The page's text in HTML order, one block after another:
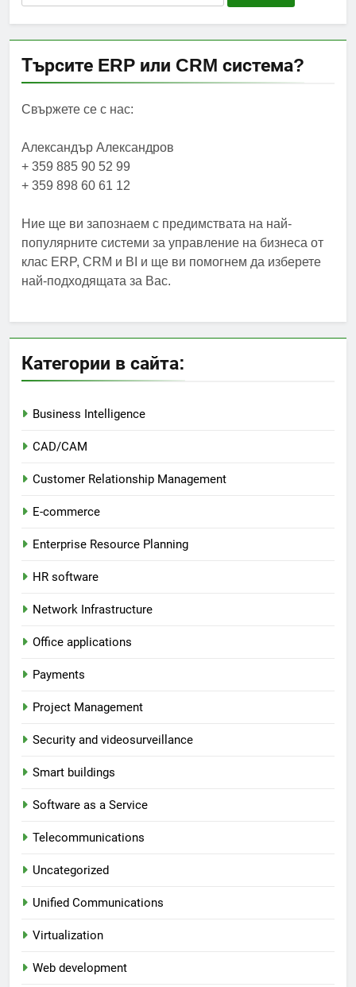
for:
Търсите ERP или CRM система?
Свържете се с нас:
Александър Александров
+ 359 885 90 52 99
+ 359 898 60 61 12
Ние ще ви запознаем с предимствата на най-
популярните системи за управление на бизнеса от
клас ERP, CRM и BI и ще ви помогнем да изберете
най-подходящата за Вас.
Категории в сайта:
Business Intelligence
CAD/CAM
Customer Relationship Management
E-commerce
Enterprise Resource Planning
HR software
Network Infrastructure
Office applications
Payments
Project Management
Security and videosurveillance
Smart buildings
Software as a Service
Telecommunications
Uncategorized
Unified Communications
Virtualization
Web development